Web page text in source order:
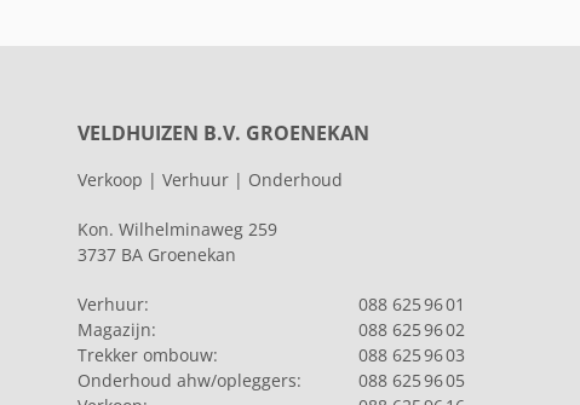
VELDHUIZEN B.V. GROENEKAN
Verkoop | Verhuur | Onderhoud
Kon. Wilhelminaweg 259
3737 BA Groenekan
Verhuur:
088 625 96 01
Magazijn:
088 625 96 02
Trekker ombouw:
088 625 96 03
Onderhoud ahw/opleggers:
088 625 96 05